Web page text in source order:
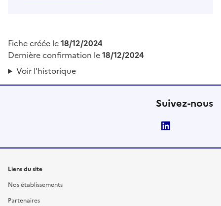
Fiche créée le18/12/2024
Dernière confirmation le18/12/2024
Voir l'historique
Suivez-nous
Liens du site
Nos établissements
Partenaires